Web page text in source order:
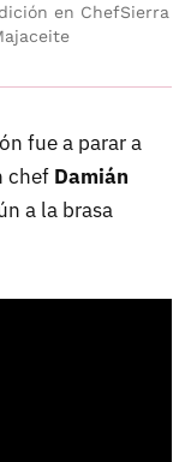
en ChefSierra
fue a parar a
chef Damián
a la brasa